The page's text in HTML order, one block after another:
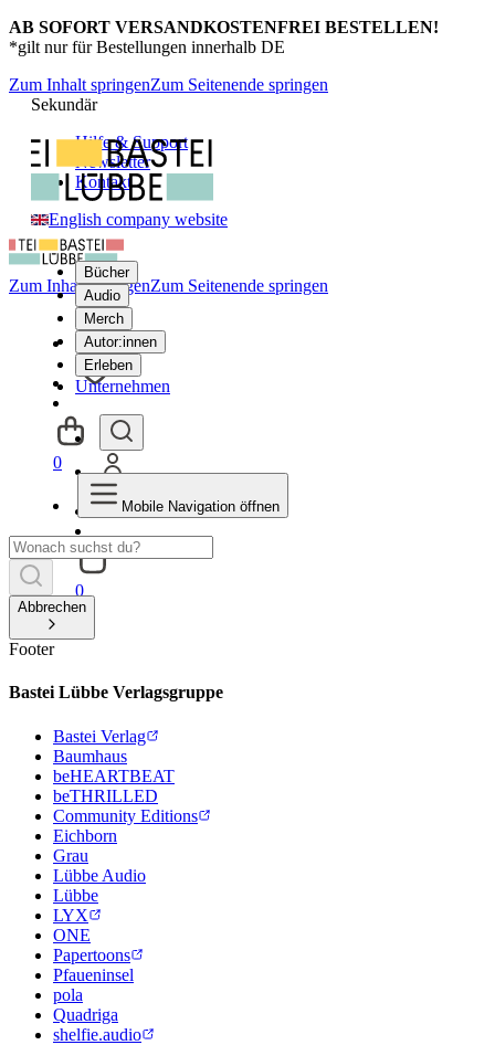
AB SOFORT VERSANDKOSTENFREI BESTELLEN!
*gilt nur für Bestellungen innerhalb DE
Zum Inhalt springenZum Seitenende springen
Sekundär
Hilfe & Support
Newsletter
Kontakt
English company website
Bücher
Audio
Merch
Autor:innen
Erleben
Unternehmen
0
Zum Inhalt springenZum Seitenende springen
0
Mobile Navigation öffnen
Abbrechen
Footer
Bastei Lübbe Verlagsgruppe
Bastei Verlag
Baumhaus
beHEARTBEAT
beTHRILLED
Community Editions
Eichborn
Grau
Lübbe Audio
Lübbe
LYX
ONE
Papertoons
Pfaueninsel
pola
Quadriga
shelfie.audio